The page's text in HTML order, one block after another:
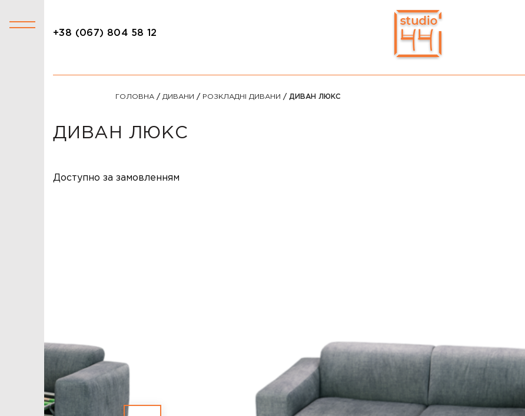
АКСЕСУАРИ
+38 (067) 804 58 12
ГОЛОВНА/ ДИВАНИ / РОЗКЛАДНІ ДИВАНИ / ДИВАН ЛЮКС
ДИВАН ЛЮКС
Доступно за замовленням